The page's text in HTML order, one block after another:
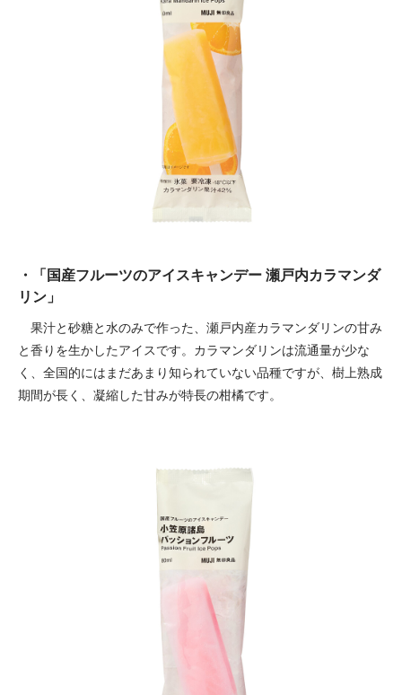
・「国産フルーツのアイスキャンデー 瀬戸内カラマンダ
リン」
果汁と砂糖と水のみで作った、瀬戸内産カラマンダリンの甘み
と香りを生かしたアイスです。カラマンダリンは流通量が少な
く、全国的にはまだあまり知られていない品種ですが、樹上熟成
期間が長く、凝縮した甘みが特長の柑橘です。